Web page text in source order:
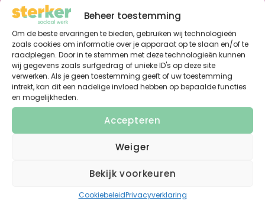
Beheer toestemming
Om de beste ervaringen te bieden, gebruiken wij technologieën
zoals cookies om informatie over je apparaat op te slaan en/of te
raadplegen. Door in te stemmen met deze technologieën kunnen
wij gegevens zoals surfgedrag of unieke ID's op deze site
verwerken. Als je geen toestemming geeft of uw toestemming
intrekt, kan dit een nadelige invloed hebben op bepaalde functies
en mogelijkheden.
Accepteren
Weiger
Bekijk voorkeuren
CookiebeleidPrivacyverklaring